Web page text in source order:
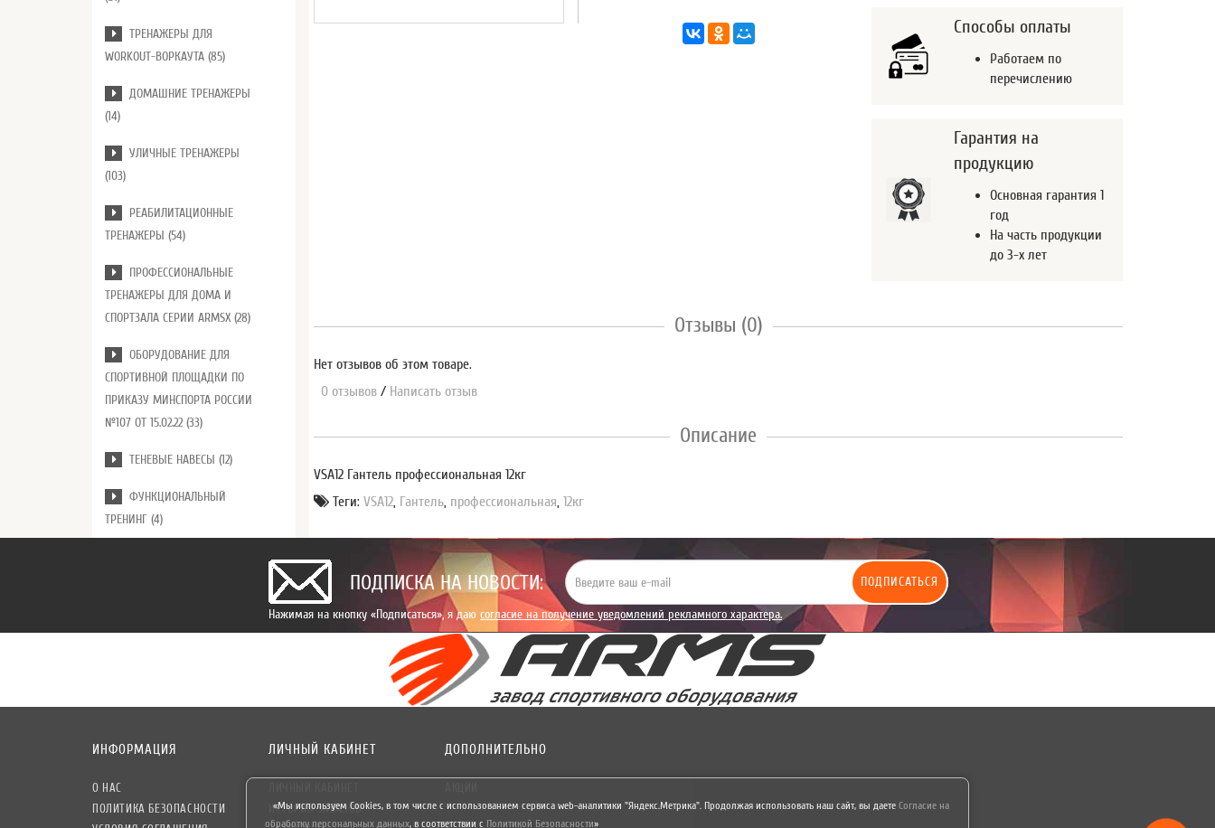
ТРЕНАЖЕРЫ ДЛЯ
WORKOUT-ВОРКАУТА (85)
ДОМАШНИЕ ТРЕНАЖЕРЫ
(14)
УЛИЧНЫЕ ТРЕНАЖЕРЫ
(103)
РЕАБИЛИТАЦИОННЫЕ
ТРЕНАЖЕРЫ (54)
ПРОФЕССИОНАЛЬНЫЕ
ТРЕНАЖЕРЫ ДЛЯ ДОМА И
СПОРТЗАЛА СЕРИИ ARMSX (28)
ОБОРУДОВАНИЕ ДЛЯ
СПОРТИВНОЙ ПЛОЩАДКИ ПО
ПРИКАЗУ МИНСПОРТА РОССИИ
№107 ОТ 15.02.22 (33)
ТЕНЕВЫЕ НАВЕСЫ (12)
ФУНКЦИОНАЛЬНЫЙ
ТРЕНИНГ (4)
Способы оплаты
Работаем по
перечислению
Гарантия на
продукцию
Основная гарантия 1
год
На часть продукции
до 3-х лет
Отзывы (0)
Нет отзывов об этом товаре.
0 отзывов / Написать отзыв
Описание
VSA12 Гантель профессиональная 12кг
Теги:VSA12, Гантель, профессиональная,12кг
ПОДПИСКА НА НОВОСТИ: ПОДПИСАТЬСЯ
Нажимая на кнопку «Подписаться», я даю согласие на получение уведомлений рекламного характера.
ИНФОРМАЦИЯ
О НАС
ПОЛИТИКА БЕЗОПАСНОСТИ
ЛИЧНЫЙ КАБИНЕТ
ИСТОРИЯ ЗАКАЗОВ
ДОПОЛНИТЕЛЬНО
«Мы используем Cookies, в том числе с использованием сервиса web-аналитики "Яндекс.Метрика". Продолжая использовать наш сайт, вы даете Согласие на
обработку персональных данных, в соответствии с Политикой Безопасности»